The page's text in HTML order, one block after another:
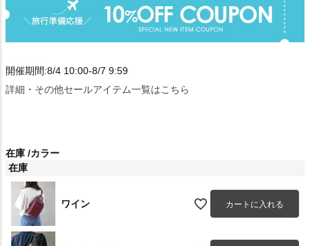
開催期間:8/4 10:00-8/7 9:59
詳細・その他セールアイテム一覧はこちら
在庫 カラー
在庫
ワイン カートに入れる